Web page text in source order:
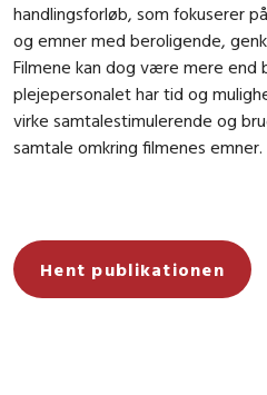
handlingsforløb, som fokuserer
og emner med beroligende,
Filmene kan dog være mere end
plejepersonalet har tid og
virke samtalestimulerende og
samtale omkring filmenes emner.
Hent publikationen